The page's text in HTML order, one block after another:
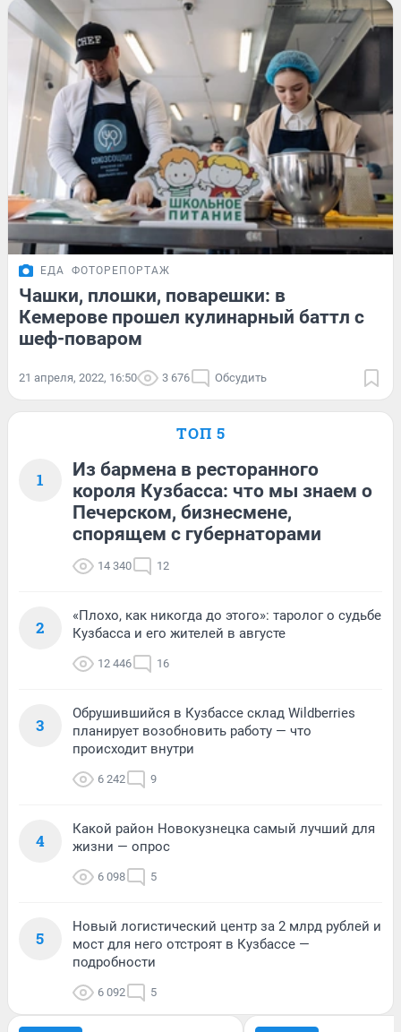
ЕДА ФОТОРЕПОРТАЖ
Чашки, плошки, поварешки: в
Кемерове прошел кулинарный баттл с
шеф-поваром
21 апреля, 2022, 16:50 3 676 Обсудить
ТОП 5
1
Из бармена в ресторанного
короля Кузбасса: что мы знаем о
Печерском, бизнесмене,
спорящем с губернаторами
14 340 12
2
«Плохо, как никогда до этого»: таролог о судьбе
Кузбасса и его жителей в августе
12 446 16
3
Обрушившийся в Кузбассе склад Wildberries
планирует возобновить работу — что
происходит внутри
6 242 9
4
Какой район Новокузнецка самый лучший для
жизни — опрос
6 098 5
5
Новый логистический центр за 2 млрд рублей и
мост для него отстроят в Кузбассе —
подробности
6 092 5